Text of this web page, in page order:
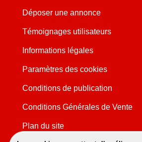
Déposer une annonce
Témoignages utilisateurs
Informations légales
Paramètres des cookies
Conditions de publication
Conditions Générales de Vente
Plan du site